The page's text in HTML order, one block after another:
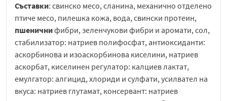
Съставки: свинско месо, сланина, механично отделено
птиче месо, пилешка кожа, вода, свински протеин,
пшеничнифибри, зеленчукови фибри и аромати, сол,
стабилизатор: натриев полифосфат, антиоксиданти:
аскорбинова и изоаскорбинова киселини, натриев
аскорбат, киселинен регулатор: калциев лактат,
емулгатор: алгицид, хлориди и сулфати, усилвател на
вкуса: натриев глутамат, консервант: натриев